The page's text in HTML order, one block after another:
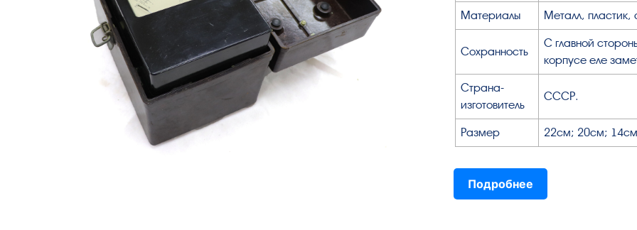
Материалы Металл, пластик,
Сохранность
С главной
корпусе еле
Страна-
изготовитель
СССР.
Размер 22см; 20см;
Подробнее